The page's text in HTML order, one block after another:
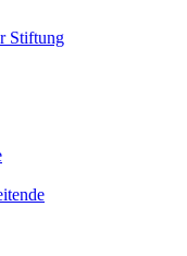
Stiftung